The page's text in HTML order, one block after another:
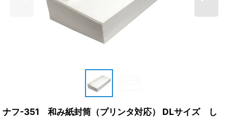
ナフ-351 和み紙封筒（プリンタ対応） DLサイズ し